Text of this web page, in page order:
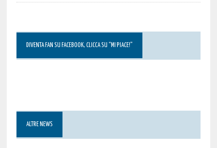
DIVENTA FAN SU FACEBOOK, CLICCA SU “MI PIACE!”
ALTRE NEWS